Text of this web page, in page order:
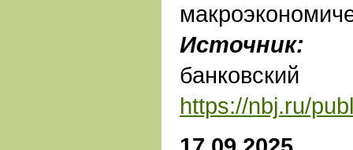
Источник:
https://nbj.ru/